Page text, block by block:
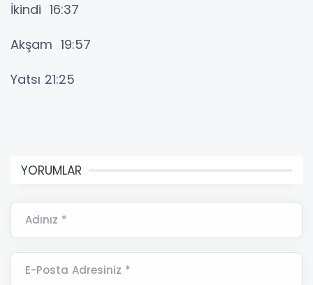
İkindi 16:37
Akşam 19:57
Yatsı 21:25
YORUMLAR
Adınız *
E-Posta Adresiniz *